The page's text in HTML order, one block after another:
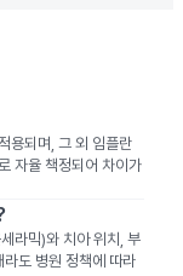
용되며, 그 외 임플란
자율 책정되어 차이가
라믹)와 치아 위치, 부
도 병원 정책에 따라